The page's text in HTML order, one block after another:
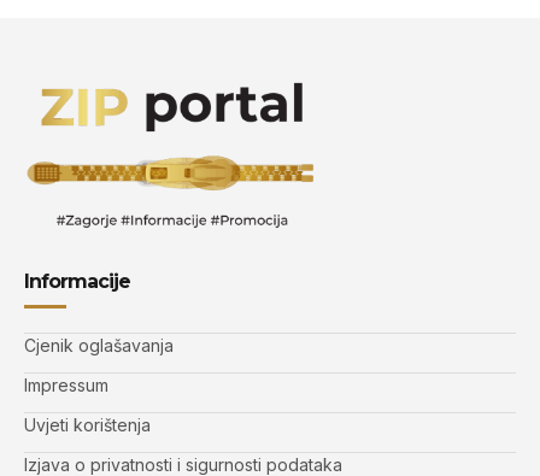
Informacije
Cjenik oglašavanja
Impressum
Uvjeti korištenja
Izjava o privatnosti i sigurnosti podataka